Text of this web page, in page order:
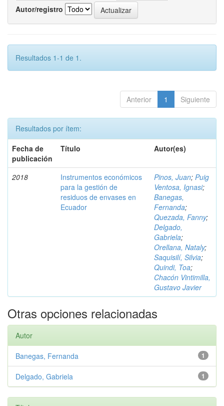
Autor/registro
Resultados 1-1 de 1.
Anterior 1 Siguiente
Resultados por ítem:
Fecha de
publicación
Título Autor(es)
2018
Instrumentos económicos
para la gestión de
residuos de envases en
Ecuador
Pinos, Juan; Puig
Ventosa, Ignasi;
Banegas,
Fernanda;
Quezada, Fanny;
Delgado,
Gabriela;
Orellana, Nataly;
Saquisilí, Silvia;
Quindi, Toa;
Chacón Vintimilla,
Gustavo Javier
Otras opciones relacionadas
Autor
1
Banegas, Fernanda
1
Delgado, Gabriela